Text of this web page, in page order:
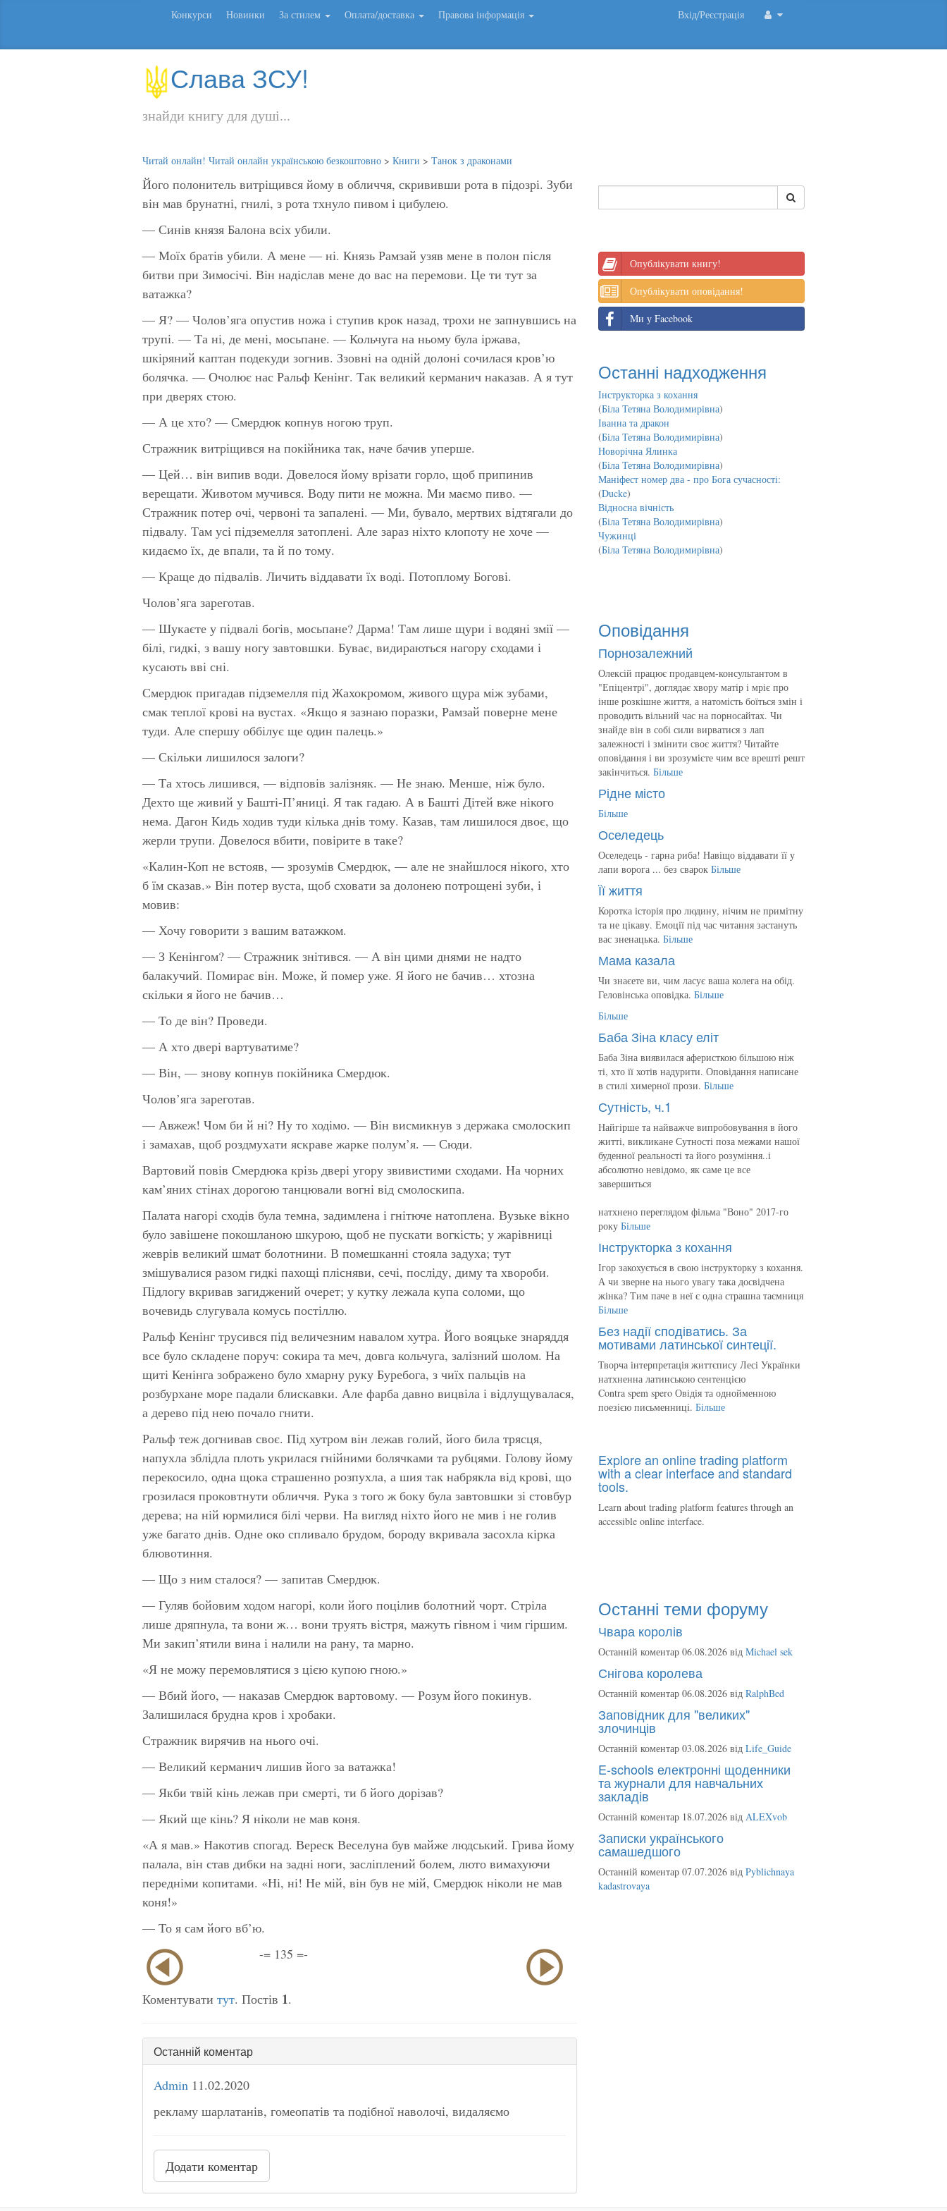
Конкурси Новинки За стилем Оплата/доставка Правова інформація Вхід/Реєстрація
Слава ЗСУ!
знайди книгу для душі...
Читай онлайн! Читай онлайн українською безкоштовно > Книги > Танок з драконами
Його полонитель витріщився йому в обличчя, скрививши рота в підозрі. Зуби
він мав брунатні, гнилі, з рота тхнуло пивом і цибулею.
— Синів князя Балона всіх убили.
— Моїх братів убили. А мене — ні. Князь Рамзай узяв мене в полон після
битви при Зимосічі. Він надіслав мене до вас на перемови. Це ти тут за
ватажка?
— Я? — Чолов’яга опустив ножа і ступив крок назад, трохи не запнувшись на
трупі. — Та ні, де мені, мосьпане. — Кольчуга на ньому була іржава,
шкіряний каптан подекуди зогнив. Ззовні на одній долоні сочилася кров’ю
болячка. — Очолює нас Ральф Кенінг. Так великий керманич наказав. А я тут
при дверях стою.
— А це хто? — Смердюк копнув ногою труп.
Стражник витріщився на покійника так, наче бачив уперше.
— Цей… він випив води. Довелося йому врізати горло, щоб припинив
верещати. Животом мучився. Воду пити не можна. Ми маємо пиво. —
Стражник потер очі, червоні та запалені. — Ми, бувало, мертвих відтягали до
підвалу. Там усі підземелля затоплені. Але зараз ніхто клопоту не хоче —
кидаємо їх, де впали, та й по тому.
— Краще до підвалів. Личить віддавати їх воді. Потоплому Богові.
Чолов’яга зареготав.
— Шукаєте у підвалі богів, мосьпане? Дарма! Там лише щури і водяні змії —
білі, гидкі, з вашу ногу завтовшки. Буває, видираються нагору сходами і
кусають вві сні.
Смердюк пригадав підземелля під Жахокромом, живого щура між зубами,
смак теплої крові на вустах. «Якщо я зазнаю поразки, Рамзай поверне мене
туди. Але спершу оббілує ще один палець.»
— Скільки лишилося залоги?
— Та хтось лишився, — відповів залізняк. — Не знаю. Менше, ніж було.
Дехто ще живий у Башті-П’яниці. Я так гадаю. А в Башті Дітей вже нікого
нема. Дагон Кидь ходив туди кілька днів тому. Казав, там лишилося двоє, що
жерли трупи. Довелося вбити, повірите в таке?
«Калин-Коп не встояв, — зрозумів Смердюк, — але не знайшлося нікого, хто
б їм сказав.» Він потер вуста, щоб сховати за долонею потрощені зуби, і
мовив:
— Хочу говорити з вашим ватажком.
— З Кенінгом? — Стражник знітився. — А він цими днями не надто
балакучий. Помирає він. Може, й помер уже. Я його не бачив… хтозна
скільки я його не бачив…
— То де він? Проведи.
— А хто двері вартуватиме?
— Він, — знову копнув покійника Смердюк.
Чолов’яга зареготав.
— Авжеж! Чом би й ні? Ну то ходімо. — Він висмикнув з держака смолоскип
і замахав, щоб роздмухати яскраве жарке полум’я. — Сюди.
Вартовий повів Смердюка крізь двері угору звивистими сходами. На чорних
кам’яних стінах дорогою танцювали вогні від смолоскипа.
Палата нагорі сходів була темна, задимлена і гнітюче натоплена. Вузьке вікно
було завішене покошланою шкурою, щоб не пускати вогкість; у жарівниці
жеврів великий шмат болотнини. В помешканні стояла задуха; тут
змішувалися разом гидкі пахощі плісняви, сечі, посліду, диму та хвороби.
Підлогу вкривав загиджений очерет; у кутку лежала купа соломи, що
вочевидь слугувала комусь постіллю.
Ральф Кенінг трусився під величезним навалом хутра. Його вояцьке знаряддя
все було складене поруч: сокира та меч, довга кольчуга, залізний шолом. На
щиті Кенінга зображено було хмарну руку Буребога, з чиїх пальців на
розбурхане море падали блискавки. Але фарба давно вицвіла і відлущувалася,
а дерево під нею почало гнити.
Ральф теж догнивав своє. Під хутром він лежав голий, його била трясця,
напухла зблідла плоть укрилася гнійними болячками та рубцями. Голову йому
перекосило, одна щока страшенно розпухла, а шия так набрякла від крові, що
грозилася проковтнути обличчя. Рука з того ж боку була завтовшки зі стовбур
дерева; на ній юрмилися білі черви. На вигляд ніхто його не мив і не голив
уже багато днів. Одне око спливало брудом, бороду вкривала засохла кірка
блювотиння.
— Що з ним сталося? — запитав Смердюк.
— Гуляв бойовим ходом нагорі, коли його поцілив болотний чорт. Стріла
лише дряпнула, та вони ж… вони труять вістря, мажуть гівном і чим гіршим.
Ми закип’ятили вина і налили на рану, та марно.
«Я не можу перемовлятися з цією купою гною.»
— Вбий його, — наказав Смердюк вартовому. — Розум його покинув.
Залишилася брудна кров і хробаки.
Стражник вирячив на нього очі.
— Великий керманич лишив його за ватажка!
— Якби твій кінь лежав при смерті, ти б його дорізав?
— Який ще кінь? Я ніколи не мав коня.
«А я мав.» Накотив спогад. Вереск Веселуна був майже людський. Грива йому
палала, він став дибки на задні ноги, засліплений болем, люто вимахуючи
передніми копитами. «Ні, ні! Не мій, він був не мій, Смердюк ніколи не мав
коня!»
— То я сам його вб’ю.
-= 135 =-
Коментувати тут. Постів 1.
Останній коментар
Admin 11.02.2020
рекламу шарлатанів, гомеопатів та подібної наволочі, видаляємо
Додати коментар
Опублікувати книгу!
Опублікувати оповідання!
Ми у Facebook
Останні надходження
Інструкторка з кохання
(Біла Тетяна Володимирівна)
Іванна та дракон
(Біла Тетяна Володимирівна)
Новорічна Ялинка
(Біла Тетяна Володимирівна)
Маніфест номер два - про Бога сучасності:
(Ducke)
Відносна вічність
(Біла Тетяна Володимирівна)
Чужинці
(Біла Тетяна Володимирівна)
Оповідання
Порнозалежний
Олексій працює продавцем-консультантом в
"Епіцентрі", доглядає хвору матір і мріє про
інше розкішне життя, а натомість боїться змін і
проводить вільний час на порносайтах. Чи
знайде він в собі сили вирватися з лап
залежності і змінити своє життя? Читайте
оповідання і ви зрозумієте чим все врешті решт
закінчиться. Більше
Рідне місто
Більше
Оселедець
Оселедець - гарна риба! Навіщо віддавати її у
лапи ворога ... без сварок Більше
Її життя
Коротка історія про людину, нічим не примітну
та не цікаву. Емоції під час читання застануть
вас зненацька. Більше
Мама казала
Чи знаєете ви, чим ласує ваша колега на обід.
Геловінська оповідка. Більше
Більше
Баба Зіна класу еліт
Баба Зіна виявилася аферисткою більшою ніж
ті, хто її хотів надурити. Оповідання написане
в стилі химерної прози. Більше
Сутність, ч.1
Найгірше та найважче випробовування в його
житті, викликане Сутності поза межами нашої
буденної реальності та його розуміння..і
абсолютно невідомо, як саме це все
завершиться
натхнено переглядом фільма "Воно" 2017-го
року Більше
Інструкторка з кохання
Ігор закохується в свою інструкторку з кохання.
А чи зверне на нього увагу така досвідчена
жінка? Тим паче в неї є одна страшна таємниця
Більше
Без надії сподіватись. За
мотивами латинської синтеції.
Творча інтерпретація життєпису Лесі Українки
натхненна латинською сентенцією
Contra spem spero Овідія та однойменною
поезією письменниці. Більше
Explore an online trading platform
with a clear interface and standard
tools.
Learn about trading platform features through an
accessible online interface.
Останні теми форуму
Чвара королів
Останній коментар 06.08.2026 від Michael sek
Снігова королева
Останній коментар 06.08.2026 від RalphBed
Заповідник для "великих"
злочинців
Останній коментар 03.08.2026 від Life_Guide
E-schools електронні щоденники
та журнали для навчальних
закладів
Останній коментар 18.07.2026 від ALEXvob
Записки українського
самашедшого
Останній коментар 07.07.2026 від Pyblichnaya
kadastrovaya